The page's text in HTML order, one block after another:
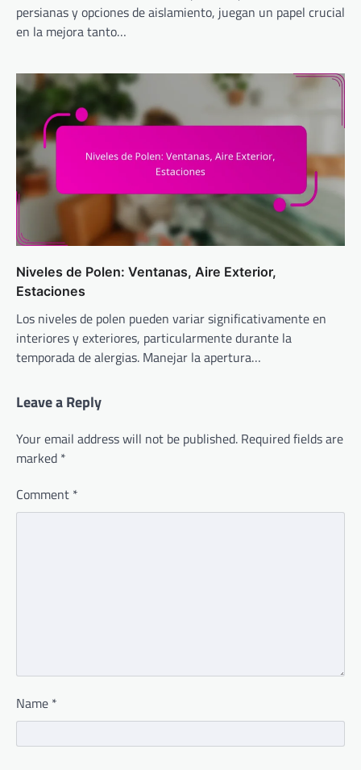
persianas y opciones de aislamiento, juegan un papel crucial
en la mejora tanto…
Niveles de Polen: Ventanas, Aire Exterior,
Estaciones
Los niveles de polen pueden variar significativamente en
interiores y exteriores, particularmente durante la
temporada de alergias. Manejar la apertura…
Leave a Reply
Your email address will not be published. Required fields are
marked *
Comment *
Name *